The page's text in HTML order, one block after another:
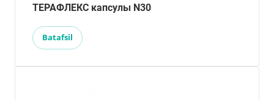
ТЕРАФЛЕКС капсулы N30
Batafsil